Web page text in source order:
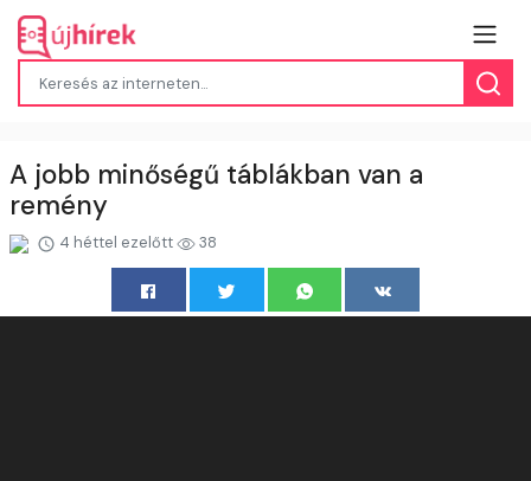
A jobb minőségű táblákban van a
remény
4 héttel ezelőtt 38